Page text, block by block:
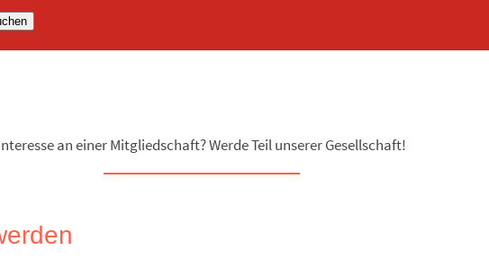
an einer Mitgliedschaft? Werde Teil unserer Gesellschaft!